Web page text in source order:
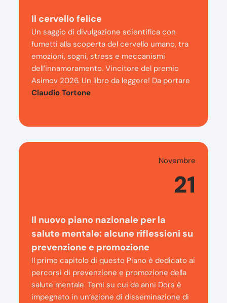
Il cervello felice
Un saggio di divulgazione scientifica con
fumetti alla scoperta del cervello umano, tra
emozioni, sogni, stress e meccanismi
dell’innamoramento. Vincitore del premio
Asimov 2026. Un libro da leggere! Da portare
Claudio Tortone
Novembre
21
Il nuovo piano nazionale per la
salute mentale: alcune riflessioni su
prevenzione e promozione
Il primo capitolo di questo Piano è dedicato ai
percorsi di prevenzione e promozione della
salute mentale. Temi su cui da anni Dors è
impegnato in un’azione di disseminazione di